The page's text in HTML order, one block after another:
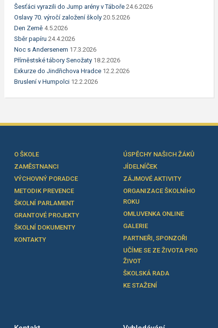
Šesťáci vyrazili do Jump arény v Táboře 24.6.2026
Oslavy 70. výročí založení školy 20.5.2026
Den Země 4.5.2026
Sběr papíru 24.4.2026
Noc s Andersenem 17.3.2026
Příměstské tábory Senožaty 18.2.2026
Exkurze do Jindřichova Hradce 12.2.2026
Bruslení v Humpolci 12.2.2026
O ŠKOLE
ZAMĚSTNANCI
VÝCHOVNÝ PORADCE
METODIK PREVENCE
ŠKOLNÍ PARLAMENT
GRANTOVÉ PROJEKTY
ŠKOLNÍ DOKUMENTY
KONTAKTY
ÚSPĚCHY NAŠICH ŽÁKŮ
JÍDELNÍČEK
ZÁJMOVÉ AKTIVITY
ORGANIZACE ŠKOLNÍHO
ROKU
OMLUVENKA ONLINE
GALERIE
PARTNEŘI, SPONZOŘI
UČÍME SE ZE ŽIVOTA PRO
ŽIVOT
ŠKOLSKÁ RADA
KE STAŽENÍ